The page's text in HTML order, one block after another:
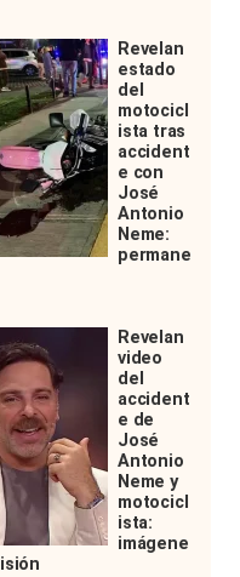
Revelan
estado
del
motocicl
ista tras
accident
e con
José
Antonio
Neme:
permane
Revelan
video
del
accident
e de
José
Antonio
Neme y
motocicl
ista:
imágene